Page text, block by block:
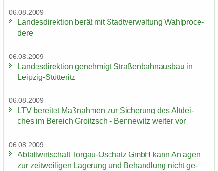
06.08.2009
Lan­des­di­rek­ti­on berät mit Stadt­ver­wal­tung Wahlpro­ce­
de­re
06.08.2009
Lan­des­di­rek­ti­on ge­neh­migt Stra­ßen­bahn­aus­bau in
Leipzig-​Stötteritz
06.08.2009
LTV be­rei­tet Maß­nah­men zur Si­che­rung des Alt­dei­
ches im Be­reich Groitzsch - Ben­ne­witz wei­ter vor
06.08.2009
Ab­fall­wirt­schaft Torgau-​Oschatz GmbH kann An­la­gen
zur zeit­wei­li­gen La­ge­rung und Be­hand­lung nicht ge­